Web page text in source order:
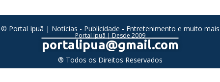
© Portal Ipuã | Notícias - Publicidade - Entretenimento e muito mais
Portal Ipuã | Desde 2009
portalipua@gmail.com
® Todos os Direitos Reservados